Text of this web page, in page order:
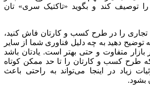
توصیف کند و بگوید «تاکتیک سری» تان
تجاری را در طرح کسب و کارتان فاش کنید،
توضیح دهید به چه دلیل فناوری شما از سایر
متفاوت و حتی بهتر است. یادتان باشد
کسب و کارتان را تا حد ممکن کوتاه
زیاد در اینجا می‌تواند به راحتی باعث
بشود.